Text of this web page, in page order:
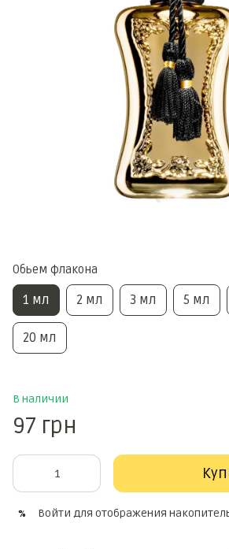
Обьем флакона
1 мл 2 мл 3 мл 5 мл
20 мл
В наличии
97 грн
% Войти для отображения